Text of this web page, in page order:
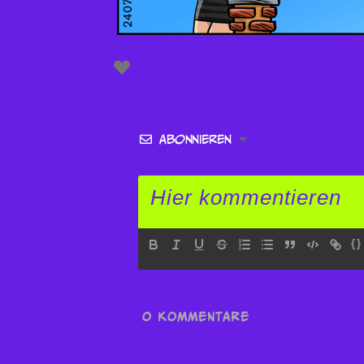
Abonnieren
{}
0 KOMMENTARE